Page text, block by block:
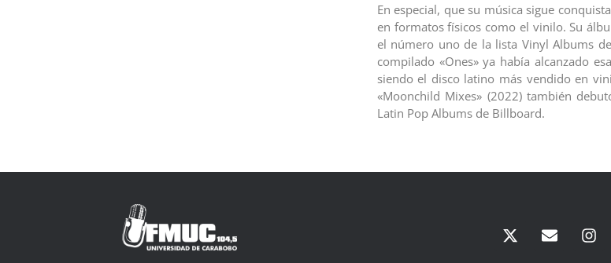
En especial, que su música sigue
en formatos físicos como el vinilo. Su
el número uno de la lista Vinyl Albums
compilado «Ones» ya había alcanzado
siendo el disco latino más vendido en
«Moonchild Mixes» (2022) también
Latin Pop Albums de Billboard.